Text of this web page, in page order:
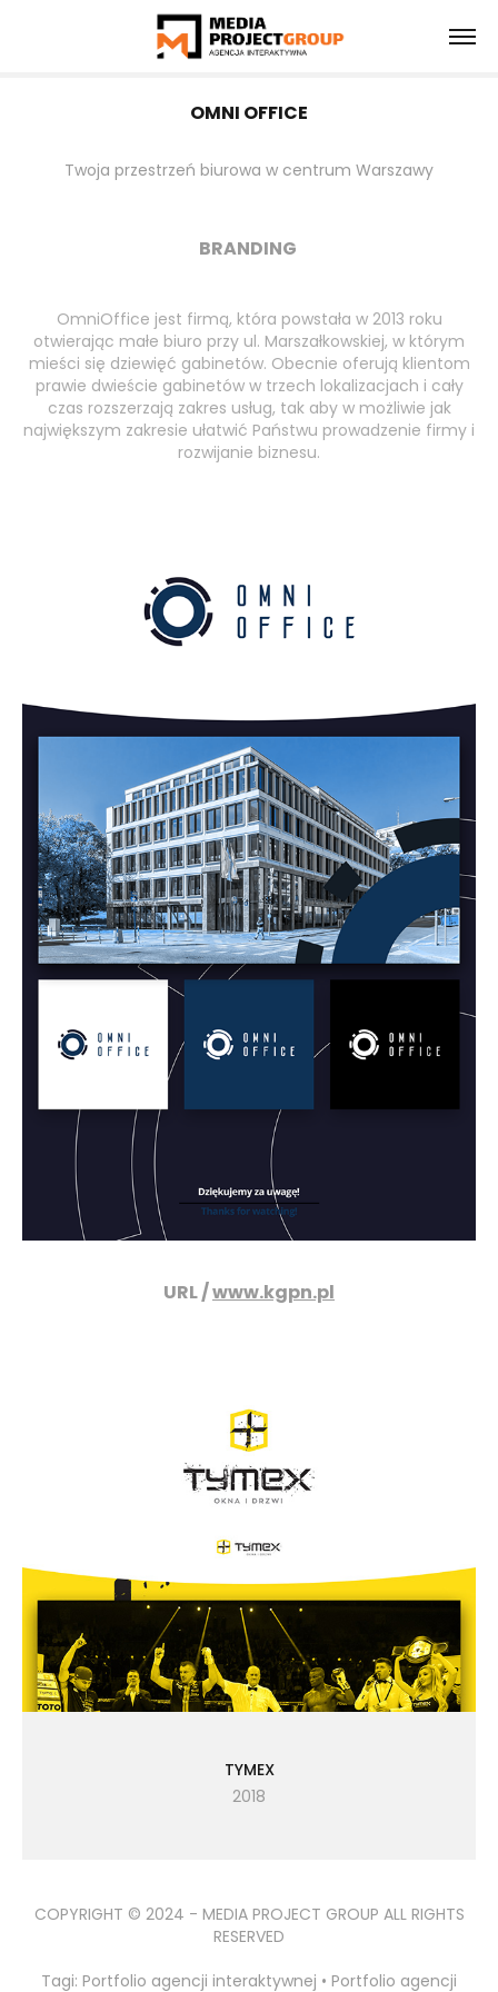
OMNI OFFICE
Twoja przestrzeń biurowa w centrum Warszawy
BRANDING
OmniOffice jest firmą, która powstała w 2013 roku
otwierając małe biuro przy ul. Marszałkowskiej, w którym
mieści się dziewięć gabinetów. Obecnie oferują klientom
prawie dwieście gabinetów w trzech lokalizacjach i cały
czas rozszerzają zakres usług, tak aby w możliwie jak
największym zakresie ułatwić Państwu prowadzenie firmy i
rozwijanie biznesu.
URL /www.kgpn.pl
TYMEX
2018
COPYRIGHT © 2024 - MEDIA PROJECT GROUP ALL RIGHTS
RESERVED
Tagi: Portfolio agencji interaktywnej • Portfolio agencji